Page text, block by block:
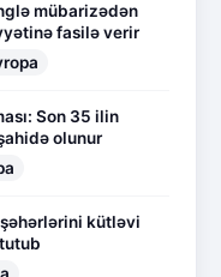
mübarizədən
fasilə verir
Son 35 ilin
olunur
kütləvi